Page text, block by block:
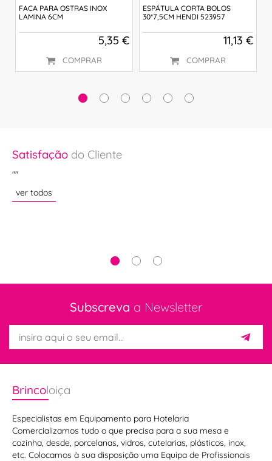
FACA PARA OSTRAS INOX
LAMINA 6CM
5,35 €
COMPRAR
ESPÁTULA CORTA BOLOS
30*7,5CM HENDI 523957
11,13 €
COMPRAR
Satisfação do Cliente
""
ver todos
Subscreva a Newsletter
Brincoloiça
Especialistas em Equipamento para Hotelaria
Comercializamos tudo o que precisa para a sua mesa e
cozinha, desde, porcelanas, vidros, cutelarias, plásticos, inox,
etc. Colocamos à sua disposição uma Equipa de Profissionais